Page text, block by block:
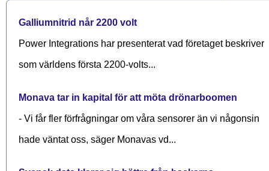
Galliumnitrid når 2200 volt
Power Integrations har presenterat vad företaget beskriver
som världens första 2200-volts...
Monava tar in kapital för att möta drönarboomen
- Vi får fler förfrågningar om våra sensorer än vi någonsin
hade väntat oss, säger Monavas vd...